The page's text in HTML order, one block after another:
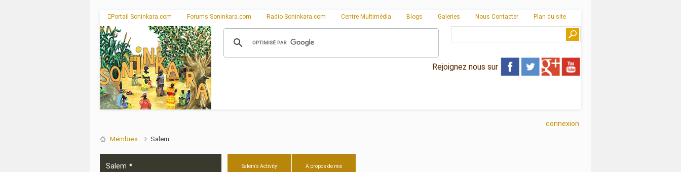
Portail Soninkara.com Forums Soninkara.com Radio Soninkara.com Centre Multimédia Blogs Galeries Nous Contacter Plan du site
Rejoignez nous sur
connexion
Membres Salem
Salem Salem's Activity A propos de moi